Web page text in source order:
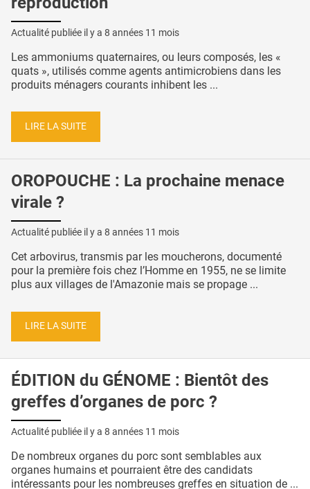
Actualité publiée il y a 8 années 11 mois
Les ammoniums quaternaires, ou leurs composés, les «
quats », utilisés comme agents antimicrobiens dans les
produits ménagers courants inhibent les ...
LIRE LA SUITE
OROPOUCHE : La prochaine menace
virale ?
Actualité publiée il y a 8 années 11 mois
Cet arbovirus, transmis par les moucherons, documenté
pour la première fois chez l’Homme en 1955, ne se limite
plus aux villages de l'Amazonie mais se propage ...
LIRE LA SUITE
ÉDITION du GÉNOME : Bientôt des
greffes d’organes de porc ?
Actualité publiée il y a 8 années 11 mois
De nombreux organes du porc sont semblables aux
organes humains et pourraient être des candidats
intéressants pour les nombreuses greffes en situation de ...